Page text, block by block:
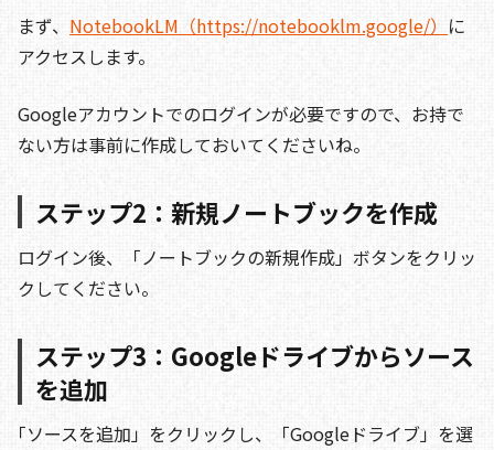
まず、 NotebookLM（https://notebooklm.google/） に
アクセスします。
Googleアカウントでのログインが必要ですので、お持で
ない方は事前に作成しておいてくださいね。
ステップ2：新規ノートブックを作成
ログイン後、「ノートブックの新規作成」ボタンをクリッ
クしてください。
ステップ3：Googleドライブからソース
を追加
｢ソースを追加」をクリックし、「Googleドライブ」を選